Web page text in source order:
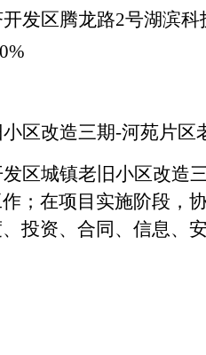
发区腾龙路2号湖滨科
区改造三期-河苑片区
区城镇老旧小区改造
；在项目实施阶段，
投资、合同、信息、